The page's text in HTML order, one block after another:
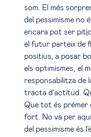
som. El més
del pessimisme no
encara pot ser
el futur parteix de
positius, a posar
els optimismes, el
responsabilitza de
tracta d’actitud.
Que tot és prémer
fort. No va per
del pessimisme és